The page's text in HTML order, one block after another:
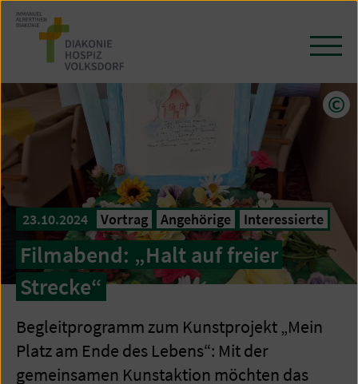
Zum
Seiteninhalt
springen
/
23.10.2024 Vortrag Angehörige Interessierte
Filmabend: „Halt auf freier
Strecke“
Begleitprogramm zum Kunstprojekt „Mein
Platz am Ende des Lebens“: Mit der
gemeinsamen Kunstaktion möchten das